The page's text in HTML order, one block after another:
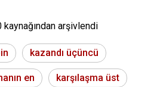
kaynağından arşivlendi
kazandı üçüncü
en karşılaşma üst